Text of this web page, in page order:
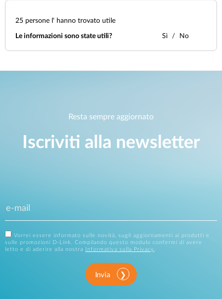
25 persone l' hanno trovato utile
Le informazioni sono state utili? Sì No
Resta sempre aggiornato
Iscriviti alla newsletter
Vorrei essere informato sulle novità, sugli aggiornamenti ai prodotti e
sulle promozioni D-Link. Compilando questo modulo confermi di avere
letto e di aderire alla nostra
Informativa sulla Privacy .
Invia